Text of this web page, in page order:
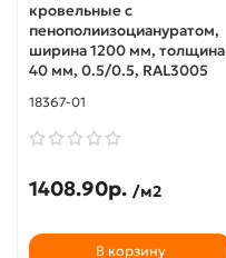
кровельные с
пенополиизоциануратом,
ширина 1200 мм, толщина
40 мм, 0.5/0.5, RAL3005
18367-01
1408.90р. /м2
В корзину